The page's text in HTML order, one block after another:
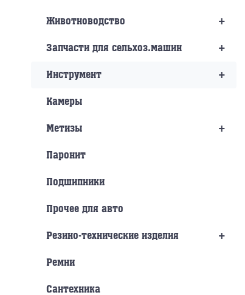
+
Животноводство
+
Запчасти для сельхоз.машин
+
Инструмент
Камеры
+
Метизы
Паронит
Подшипники
Прочее для авто
+
Резино-технические изделия
Ремни
Сантехника